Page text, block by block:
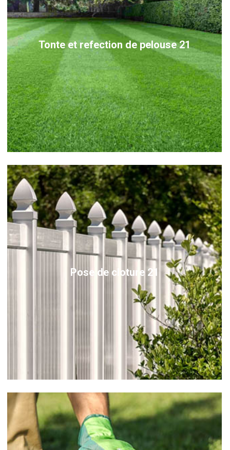
Tonte et refection de pelouse 21
Pose de cloture 21